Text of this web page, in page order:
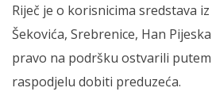
Riječ je o korisnicima sredstava
Šekovića, Srebrenice, Han
pravo na podršku ostvarili
raspodjelu dobiti preduzeća.